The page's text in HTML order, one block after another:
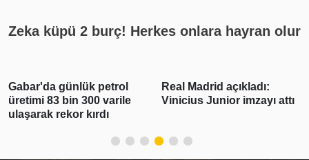
Zeka küpü 2 burç! Herkes onlara hayran olur
Gabar'da günlük petrol
üretimi 83 bin 300 varile
ulaşarak rekor kırdı
Real Madrid açıkladı:
Vinicius Junior imzayı attı